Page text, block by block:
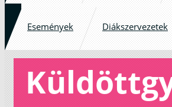
Események Diákszervezetek